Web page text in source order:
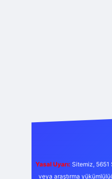
Yasal Uyarı: Sitemiz, 5651
veya araştırma